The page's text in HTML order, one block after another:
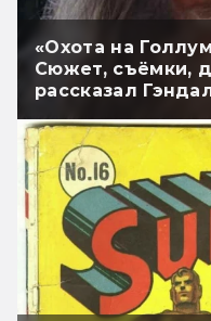
«Охота на
Сюжет, съёмки,
рассказал